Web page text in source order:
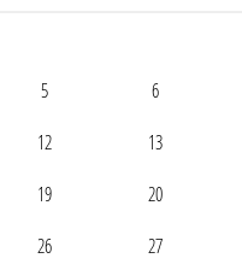
5 6
12 13
19 20
26 27